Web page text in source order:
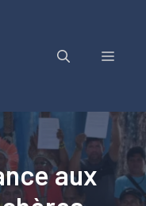
Menu
aux